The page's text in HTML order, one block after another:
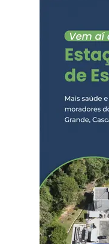
Maricá, Cachoeiras